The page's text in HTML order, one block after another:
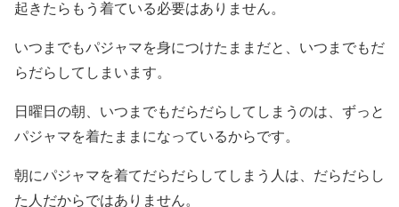
起きたらもう着ている必要はありません。
いつまでもパジャマを身につけたままだと、いつまでもだ
らだらしてしまいます。
日曜日の朝、いつまでもだらだらしてしまうのは、ずっと
パジャマを着たままになっているからです。
朝にパジャマを着てだらだらしてしまう人は、だらだらし
た人だからではありません。